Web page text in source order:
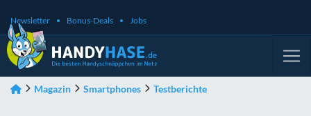
Newsletter Bonus-Deals Jobs
Magazin Smartphones Testberichte